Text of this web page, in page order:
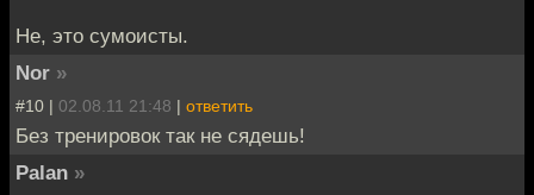
Не, это сумоисты.
Nor »
#10 | 02.08.11 21:48 | ответить
Без тренировок так не сядешь!
Palan »